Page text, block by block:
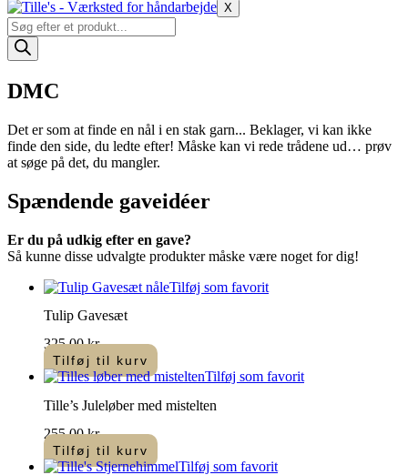
X
Products
search
DMC
Det er som at finde en nål i en stak garn... Beklager, vi kan ikke
finde den side, du ledte efter! Måske kan vi rede trådene ud… prøv
at søge på det, du mangler.
Spændende gaveidéer
Er du på udkig efter en gave?
Så kunne disse udvalgte produkter måske være noget for dig!
Tilføj som favorit
Tulip Gavesæt
325,00kr.
Tilføj til kurv
Tilføj som favorit
Tille’s Juleløber med mistelten
255,00kr.
Tilføj til kurv
Tilføj som favorit